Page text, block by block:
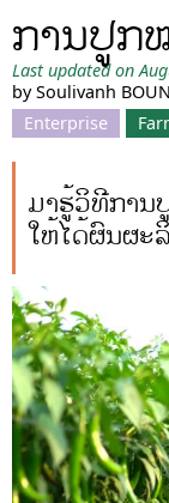
ການປູກ
Last updated on
by Soulivanh
Enterprise
ມາຮູ້ວິທີການ
ໃຫ້ໄດ້ຜົນຜະ